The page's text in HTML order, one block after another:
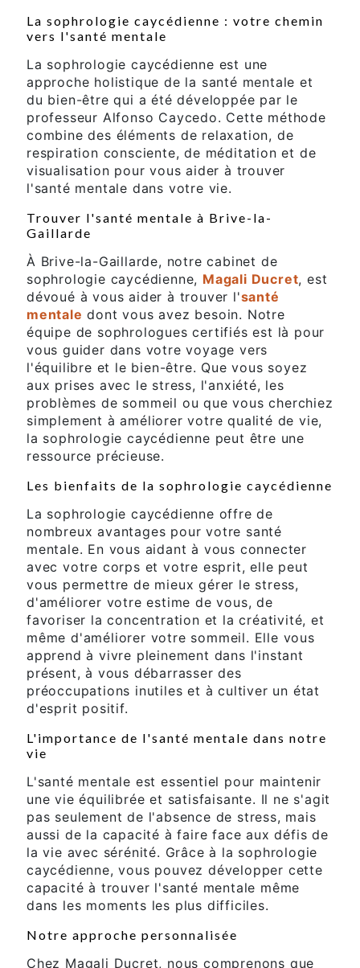
La sophrologie caycédienne : votre chemin
vers l'santé mentale
La sophrologie caycédienne est une
approche holistique de la santé mentale et
du bien-être qui a été développée par le
professeur Alfonso Caycedo. Cette méthode
combine des éléments de relaxation, de
respiration consciente, de méditation et de
visualisation pour vous aider à trouver
l'santé mentale dans votre vie.
Trouver l'santé mentale à Brive-la-
Gaillarde
À Brive-la-Gaillarde, notre cabinet de
sophrologie caycédienne, Magali Ducret, est
dévoué à vous aider à trouver l'santé
mentale dont vous avez besoin. Notre
équipe de sophrologues certifiés est là pour
vous guider dans votre voyage vers
l'équilibre et le bien-être. Que vous soyez
aux prises avec le stress, l'anxiété, les
problèmes de sommeil ou que vous cherchiez
simplement à améliorer votre qualité de vie,
la sophrologie caycédienne peut être une
ressource précieuse.
Les bienfaits de la sophrologie caycédienne
La sophrologie caycédienne offre de
nombreux avantages pour votre santé
mentale. En vous aidant à vous connecter
avec votre corps et votre esprit, elle peut
vous permettre de mieux gérer le stress,
d'améliorer votre estime de vous, de
favoriser la concentration et la créativité, et
même d'améliorer votre sommeil. Elle vous
apprend à vivre pleinement dans l'instant
présent, à vous débarrasser des
préoccupations inutiles et à cultiver un état
d'esprit positif.
L'importance de l'santé mentale dans notre
vie
L'santé mentale est essentiel pour maintenir
une vie équilibrée et satisfaisante. Il ne s'agit
pas seulement de l'absence de stress, mais
aussi de la capacité à faire face aux défis de
la vie avec sérénité. Grâce à la sophrologie
caycédienne, vous pouvez développer cette
capacité à trouver l'santé mentale même
dans les moments les plus difficiles.
Notre approche personnalisée
Chez Magali Ducret, nous comprenons que